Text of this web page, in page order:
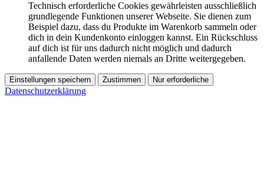
Technisch erforderliche Cookies gewährleisten ausschließlich
grundlegende Funktionen unserer Webseite. Sie dienen zum
Beispiel dazu, dass du Produkte im Warenkorb sammeln oder
dich in dein Kundenkonto einloggen kannst. Ein Rückschluss
auf dich ist für uns dadurch nicht möglich und dadurch
anfallende Daten werden niemals an Dritte weitergegeben.
Einstellungen speichern Zustimmen Nur erforderliche
Datenschutzerklärung